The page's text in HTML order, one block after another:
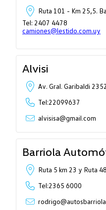
Ruta 101 - Km 25,5.
Tel: 2407 4478
camiones@lestido.com.uy
Alvisi
Av. Gral. Garibaldi
Tel:22099637
alvisisa@gmail.com
Barriola
Ruta 5 km 23 y Ruta
Tel:2365 6000